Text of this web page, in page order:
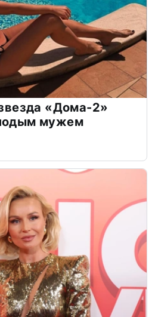
«Дома-2»
мужем